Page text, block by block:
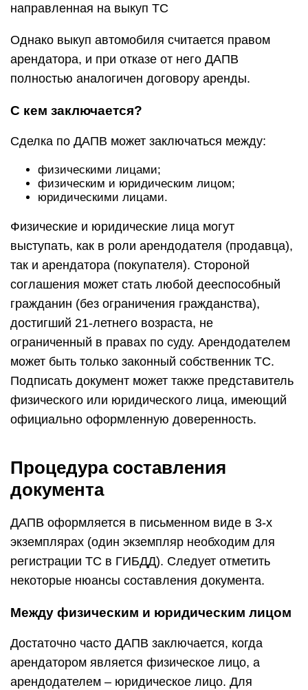
направленная на выкуп ТС
Однако выкуп автомобиля считается правом
арендатора, и при отказе от него ДАПВ
полностью аналогичен договору аренды.
С кем заключается?
Сделка по ДАПВ может заключаться между:
физическими лицами;
физическим и юридическим лицом;
юридическими лицами.
Физические и юридические лица могут
выступать, как в роли арендодателя (продавца),
так и арендатора (покупателя). Стороной
соглашения может стать любой дееспособный
гражданин (без ограничения гражданства),
достигший 21-летнего возраста, не
ограниченный в правах по суду. Арендодателем
может быть только законный собственник ТС.
Подписать документ может также представитель
физического или юридического лица, имеющий
официально оформленную доверенность.
Процедура составления
документа
ДАПВ оформляется в письменном виде в 3-х
экземплярах (один экземпляр необходим для
регистрации ТС в ГИБДД). Следует отметить
некоторые нюансы составления документа.
Между физическим и юридическим лицом
Достаточно часто ДАПВ заключается, когда
арендатором является физическое лицо, а
арендодателем – юридическое лицо. Для